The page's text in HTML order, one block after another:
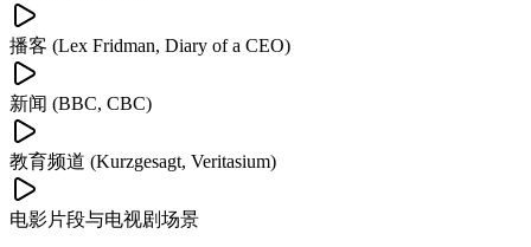
播客 (Lex Fridman, Diary of a CEO)
新闻 (BBC, CBC)
教育频道 (Kurzgesagt, Veritasium)
电影片段与电视剧场景